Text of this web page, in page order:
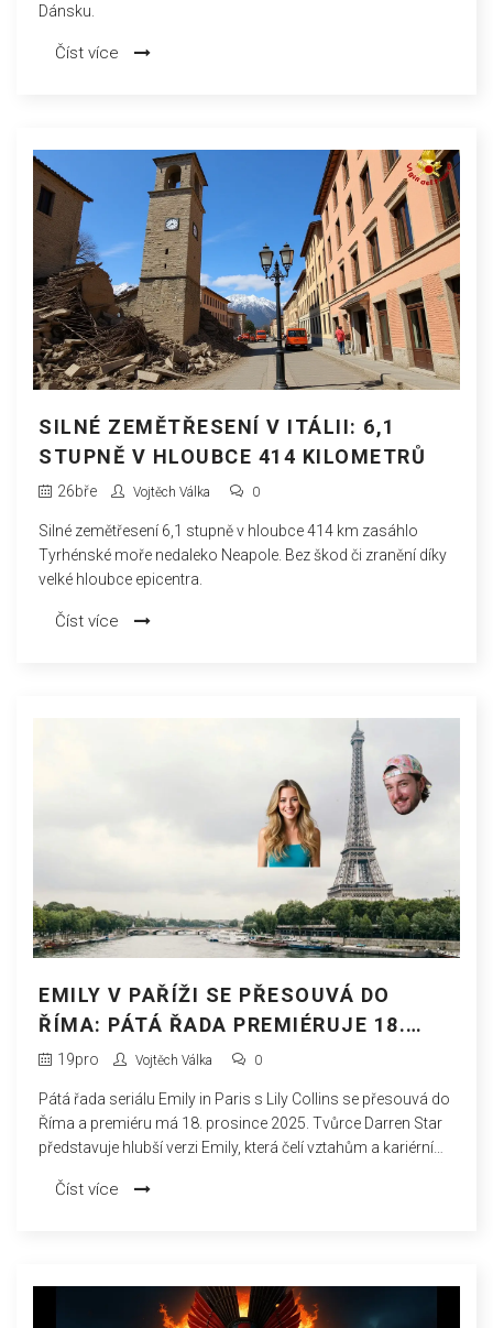
Dánsku.
Číst více
SILNÉ ZEMĚTŘESENÍ V ITÁLII: 6,1
STUPNĚ V HLOUBCE 414 KILOMETRŮ
26bře Vojtěch Válka 0
Silné zemětřesení 6,1 stupně v hloubce 414 km zasáhlo
Tyrhénské moře nedaleko Neapole. Bez škod či zranění díky
velké hloubce epicentra.
Číst více
EMILY V PAŘÍŽI SE PŘESOUVÁ DO
ŘÍMA: PÁTÁ ŘADA PREMIÉRUJE 18.
PROSINCE
19pro Vojtěch Válka 0
Pátá řada seriálu Emily in Paris s Lily Collins se přesouvá do
Říma a premiéru má 18. prosince 2025. Tvůrce Darren Star
představuje hlubší verzi Emily, která čelí vztahům a kariérním
Číst více